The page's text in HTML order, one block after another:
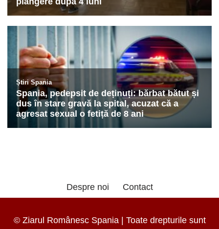
Despre noi Contact
© Ziarul Românesc Spania | Toate drepturile sunt